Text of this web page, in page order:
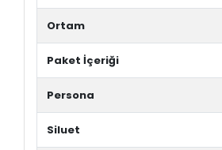
Ortam
Paket İçeriği
Persona
Siluet